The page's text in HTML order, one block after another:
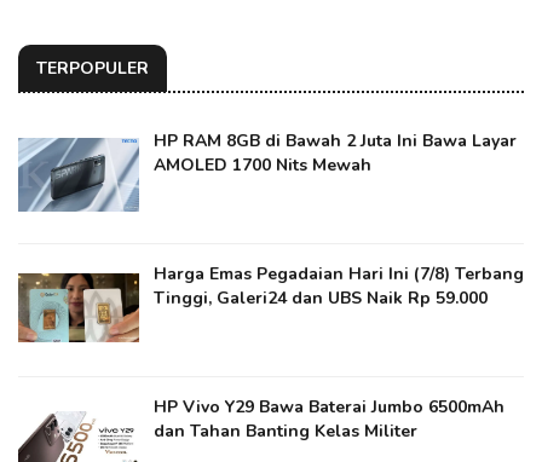
TERPOPULER
HP RAM 8GB di Bawah 2 Juta Ini Bawa Layar
AMOLED 1700 Nits Mewah
Harga Emas Pegadaian Hari Ini (7/8) Terbang
Tinggi, Galeri24 dan UBS Naik Rp 59.000
HP Vivo Y29 Bawa Baterai Jumbo 6500mAh
dan Tahan Banting Kelas Militer